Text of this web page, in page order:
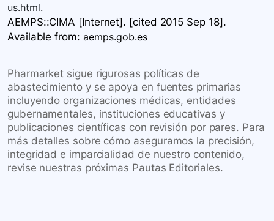
us.html.
AEMPS::CIMA [Internet]. [cited 2015 Sep 18].
Available from: aemps.gob.es
Pharmarket sigue rigurosas políticas de
abastecimiento y se apoya en fuentes primarias
incluyendo organizaciones médicas, entidades
gubernamentales, instituciones educativas y
publicaciones científicas con revisión por pares. Para
más detalles sobre cómo aseguramos la precisión,
integridad e imparcialidad de nuestro contenido,
revise nuestras próximas Pautas Editoriales.